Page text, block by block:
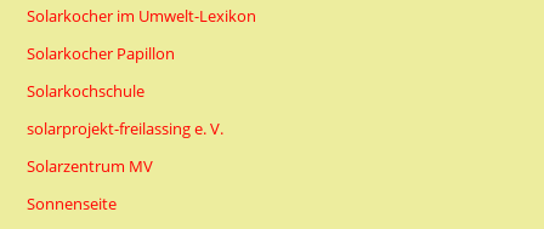
Solarkocher im Umwelt-Lexikon
Solarkocher Papillon
Solarkochschule
solarprojekt-freilassing e. V.
Solarzentrum MV
Sonnenseite